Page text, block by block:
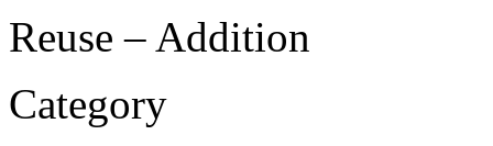
Reuse – Addition
Category